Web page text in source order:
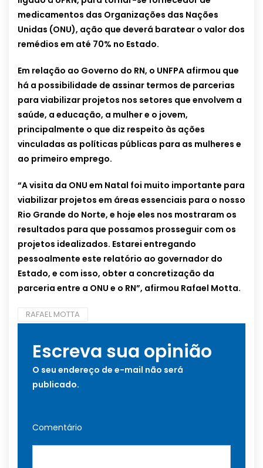
medicamentos das Organizações das Nações
Unidas (ONU), ação que deverá baratear o valor dos
remédios em até 70% no Estado.
Em relação ao Governo do RN, o UNFPA afirmou que
há a possibilidade de assinar termos de parcerias
para viabilizar projetos nos setores que envolvem a
saúde, a educação, a mulher e o jovem,
principalmente o que diz respeito às ações
vinculadas as políticas públicas para as mulheres e
ao primeiro emprego.
“A visita da ONU em Natal foi muito importante para
viabilizar projetos em áreas essenciais para o nosso
Rio Grande do Norte, e hoje eles nos mostraram os
resultados para que possamos prosseguir com os
projetos idealizados. Estarei entregando
pessoalmente este relatório ao governador do
Estado, e com isso, obter a concretização da
parceria entre a ONU e o RN”, afirmou Rafael Motta.
RAFAEL MOTTA
Escreva sua opinião
O seu endereço de e-mail não será
publicado.
Comentário